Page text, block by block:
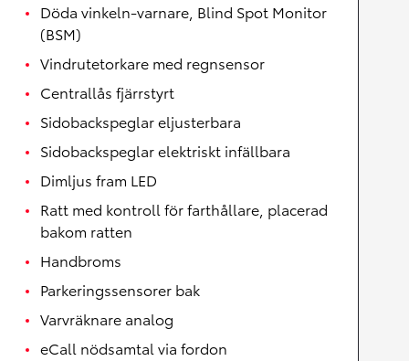
Döda vinkeln-varnare, Blind Spot Monitor
(BSM)
Vindrutetorkare med regnsensor
Centrallås fjärrstyrt
Sidobackspeglar eljusterbara
Sidobackspeglar elektriskt infällbara
Dimljus fram LED
Ratt med kontroll för farthållare, placerad
bakom ratten
Handbroms
Parkeringssensorer bak
Varvräknare analog
eCall nödsamtal via fordon